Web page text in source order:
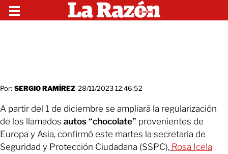
Por: SERGIO RAMÍREZ 28/11/2023 12:46:52
A partir del 1 de diciembre se ampliará la regularización
de los llamados autos “chocolate” provenientes de
Europa y Asia, confirmó este martes la secretaria de
Seguridad y Protección Ciudadana (SSPC), Rosa Icela